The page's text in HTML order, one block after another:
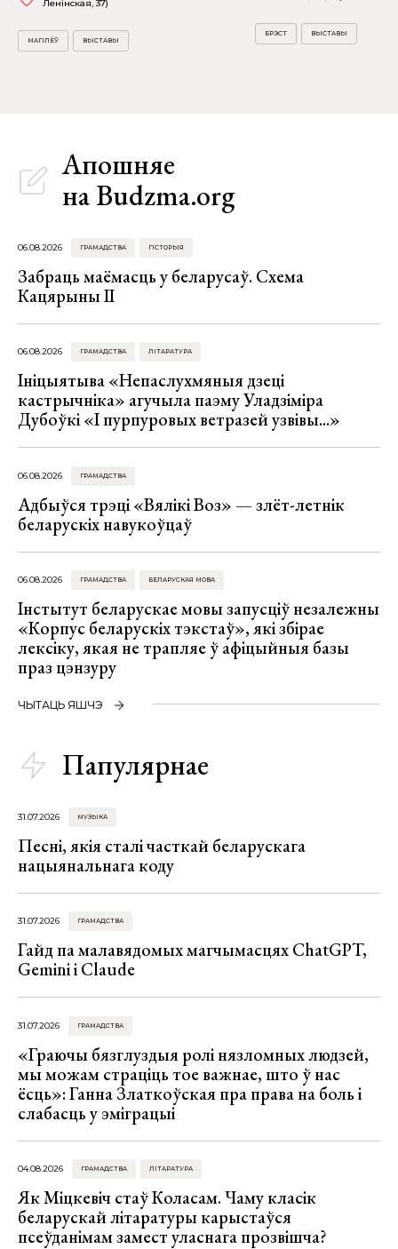
Ленінская, 37)
МАГІЛЁЎ ВЫСТАВЫ
БРЭСТ ВЫСТАВЫ
Апошняе
на Budzma.org
06.08.2026 ГРАМАДСТВА ГІСТОРЫЯ
Забраць маёмасць у беларусаў. Схема
Кацярыны ІІ
06.08.2026 ГРАМАДСТВА ЛІТАРАТУРА
Ініцыятыва «Непаслухмяныя дзеці
кастрычніка» агучыла паэму Уладзіміра
Дубоўкі «І пурпуровых ветразей узвівы...»
06.08.2026 ГРАМАДСТВА
Адбыўся трэці «Вялікі Воз» — злёт-летнік
беларускіх навукоўцаў
06.08.2026 ГРАМАДСТВА БЕЛАРУСКАЯ МОВА
Інстытут беларускае мовы запусціў незалежны
«Корпус беларускіх тэкстаў», які збірае
лексіку, якая не трапляе ў афіцыйныя базы
праз цэнзуру
ЧЫТАЦЬ ЯШЧЭ
Папулярнае
31.07.2026 МУЗЫКА
Песні, якія сталі часткай беларускага
нацыянальнага коду
31.07.2026 ГРАМАДСТВА
Гайд па малавядомых магчымасцях ChatGPT,
Gemini і Claude
31.07.2026 ГРАМАДСТВА
«Граючы бязглуздыя ролі нязломных людзей,
мы можам страціць тое важнае, што ў нас
ёсць»: Ганна Златкоўская пра права на боль і
слабасць у эміграцыі
04.08.2026 ГРАМАДСТВА ЛІТАРАТУРА
Як Міцкевіч стаў Коласам. Чаму класік
беларускай літаратуры карыстаўся
псеўданімам замест уласнага прозвішча?